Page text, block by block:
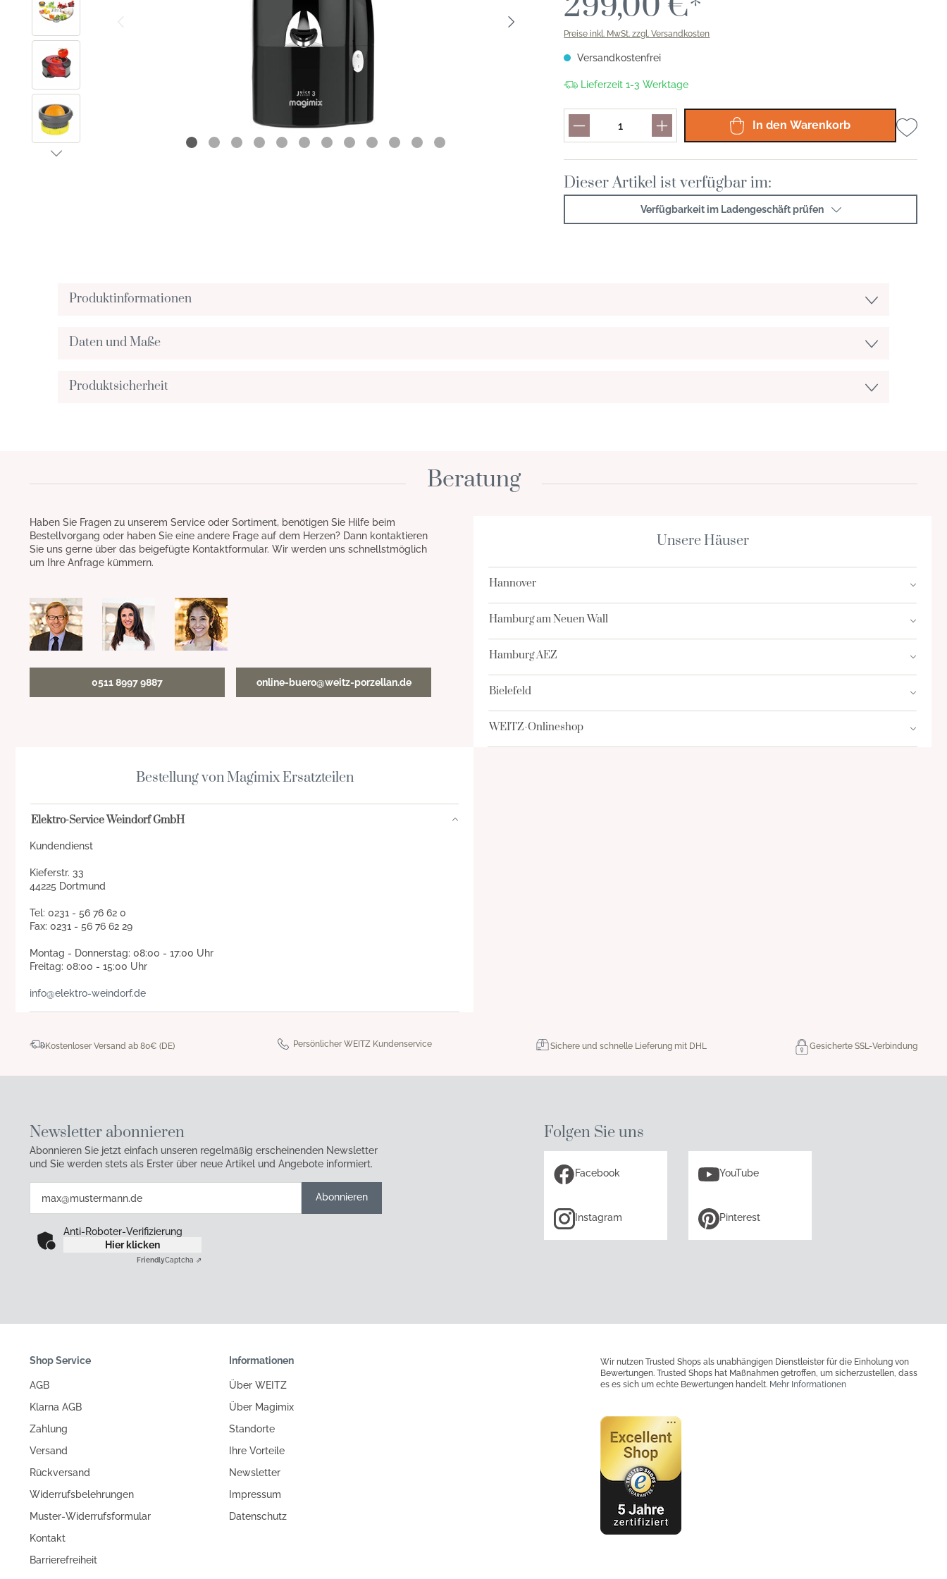
Preise inkl. MwSt. zzgl. Versandkosten
Versandkostenfrei
Lieferzeit 1-3 Werktage
In den Warenkorb
Dieser Artikel ist verfügbar im:
Verfügbarkeit im Ladengeschäft prüfen
Produktinformationen
Daten und Maße
Produktsicherheit
Beratung
Haben Sie Fragen zu unserem Service oder Sortiment, benötigen Sie Hilfe beim
Bestellvorgang oder haben Sie eine andere Frage auf dem Herzen? Dann kontaktieren
Sie uns gerne über das beigefügte Kontaktformular. Wir werden uns schnellstmöglich
um Ihre Anfrage kümmern.
0511 8997 9887 online-buero@weitz-porzellan.de
Unsere Häuser
Hannover
Hamburg am Neuen Wall
Hamburg AEZ
Bielefeld
WEITZ-Onlineshop
Bestellung von Magimix Ersatzteilen
Elektro-Service Weindorf GmbH
Kundendienst
Kieferstr. 33
44225 Dortmund
Tel: 0231 - 56 76 62 0
Fax: 0231 - 56 76 62 29
Montag - Donnerstag: 08:00 - 17:00 Uhr
Freitag: 08:00 - 15:00 Uhr
info@elektro-weindorf.de
Kostenloser Versand ab 80€ (DE) Persönlicher WEITZ Kundenservice Sichere und schnelle Lieferung mit DHL Gesicherte SSL-Verbindung
Newsletter abonnieren
Abonnieren Sie jetzt einfach unseren regelmäßig erscheinenden Newsletter
und Sie werden stets als Erster über neue Artikel und Angebote informiert.
Abonnieren
Anti-Roboter-Verifizierung
Hier klicken
FriendlyCaptcha ⇗
Folgen Sie uns
Facebook YouTube
Instagram Pinterest
Shop Service
AGB
Klarna AGB
Zahlung
Versand
Rückversand
Widerrufsbelehrungen
Muster-Widerrufsformular
Kontakt
Barrierefreiheit
Informationen
Über WEITZ
Über Magimix
Standorte
Ihre Vorteile
Newsletter
Impressum
Datenschutz
Wir nutzen Trusted Shops als unabhängigen Dienstleister für die Einholung von
Bewertungen. Trusted Shops hat Maßnahmen getroffen, um sicherzustellen, dass
es es sich um echte Bewertungen handelt. Mehr Informationen